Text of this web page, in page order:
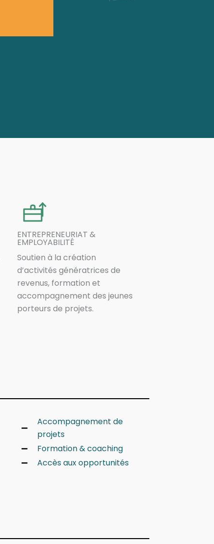
ENTREPRENEURIAT &
EMPLOYABILITÉ
Soutien à la création
d’activités génératrices de
revenus, formation et
accompagnement des jeunes
porteurs de projets.
Accompagnement de
projets
Formation & coaching
Accès aux opportunités